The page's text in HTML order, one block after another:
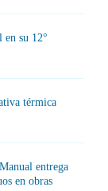
en su 12°
térmica
entrega
en obras